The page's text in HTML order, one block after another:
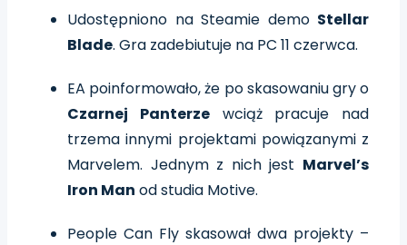
Udostępniono na Steamie demo Stellar
Blade. Gra zadebiutuje na PC 11 czerwca.
EA poinformowało, że po skasowaniu gry o
Czarnej Panterzewciąż pracuje nad
trzema innymi projektami powiązanymi z
Marvelem. Jednym z nich jest Marvel’s
Iron Man od studia Motive.
People Can Fly skasował dwa projekty –